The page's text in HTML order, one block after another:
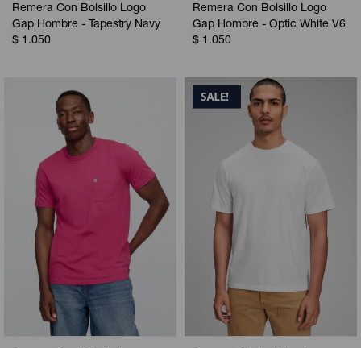
Remera Con Bolsillo Logo
Gap Hombre - Tapestry Navy
$ 1.050
Remera Con Bolsillo Logo
Gap Hombre - Optic White V6
$ 1.050